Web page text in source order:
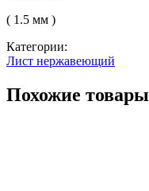
AISI
(12Х18Н10Т)
2B
( 1.5 мм )
Категории:
Лист нержавеющий
Похожие товары